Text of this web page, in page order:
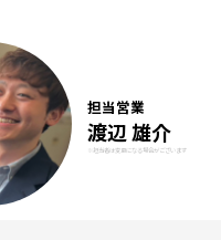
担当営業
渡辺 雄介
※担当者は変更になる場合がございます